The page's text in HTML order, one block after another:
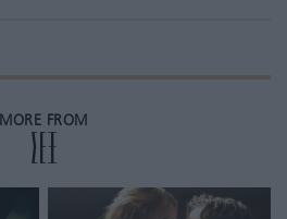
MORE FROM
ΣΕΞ